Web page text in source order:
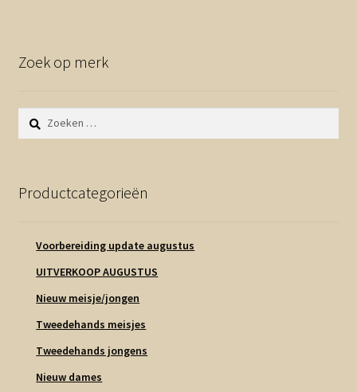
Zoek op merk
Zoeken
naar:
Productcategorieën
Voorbereiding update augustus
UITVERKOOP AUGUSTUS
Nieuw meisje/jongen
Tweedehands meisjes
Tweedehands jongens
Nieuw dames